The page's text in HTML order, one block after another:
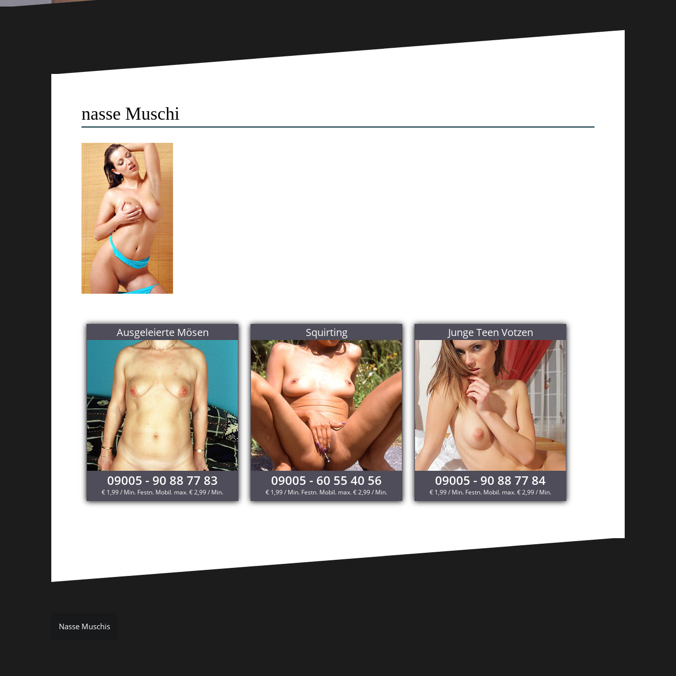
nasse Muschi
Ausgeleierte Mösen
09005 - 90 88 77 83
€ 1,99 / Min. Festn. Mobil. max. € 2,99 / Min.
Squirting
09005 - 60 55 40 56
€ 1,99 / Min. Festn. Mobil. max. € 2,99 / Min.
Junge Teen Votzen
09005 - 90 88 77 84
€ 1,99 / Min. Festn. Mobil. max. € 2,99 / Min.
Beitragsnavigation
Nasse Muschis